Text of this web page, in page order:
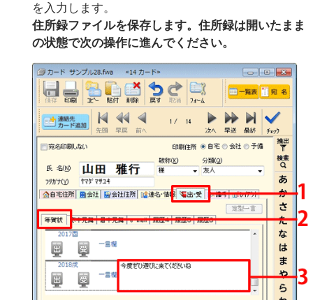
を入力します。
住所録ファイルを保存します。住所録は開いたまま
の状態で次の操作に進んでください。